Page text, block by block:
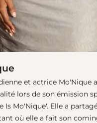
et actrice Mo'Nique
lors de son émission
Is Mo'Nique'. Elle a
où elle a fait son